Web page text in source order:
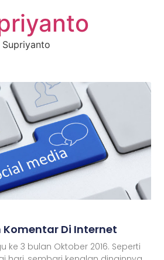
Komentar Di Internet
ke 3 bulan Oktober 2016. Seperti